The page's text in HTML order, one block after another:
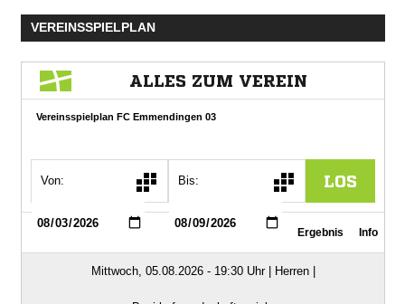
VEREINSSPIELPLAN